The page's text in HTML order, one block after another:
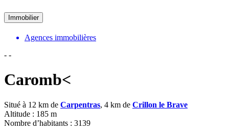
Immobilier
Agences immobilières
- -
Caromb<
Situé à 12 km de Carpentras, 4 km de Crillon le Brave
Altitude : 185 m
Nombre d’habitants : 3139